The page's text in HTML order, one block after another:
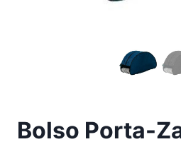
Bolso Porta-